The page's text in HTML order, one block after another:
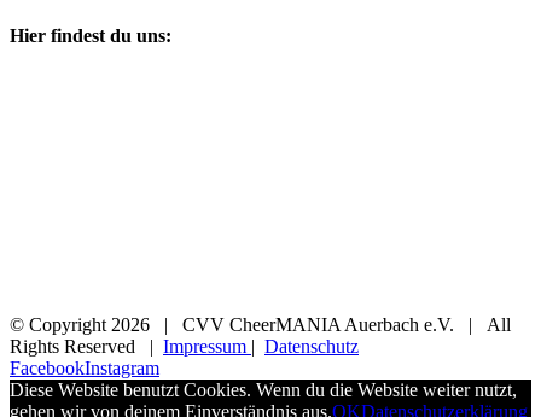
Hier findest du uns:
© Copyright 2026 | CVV CheerMANIA Auerbach e.V. | All
Rights Reserved | Impressum | Datenschutz
FacebookInstagram
Diese Website benutzt Cookies. Wenn du die Website weiter nutzt,
gehen wir von deinem Einverständnis aus.OKDatenschutzerklärung